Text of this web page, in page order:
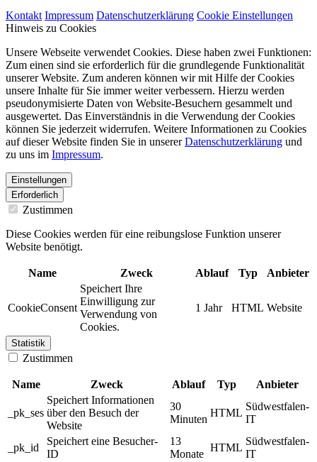
Kontakt Impressum Datenschutzerklärung Cookie Einstellungen
Hinweis zu Cookies
Unsere Webseite verwendet Cookies. Diese haben zwei Funktionen:
Zum einen sind sie erforderlich für die grundlegende Funktionalität
unserer Website. Zum anderen können wir mit Hilfe der Cookies
unsere Inhalte für Sie immer weiter verbessern. Hierzu werden
pseudonymisierte Daten von Website-Besuchern gesammelt und
ausgewertet. Das Einverständnis in die Verwendung der Cookies
können Sie jederzeit widerrufen. Weitere Informationen zu Cookies
auf dieser Website finden Sie in unsererDatenschutzerklärung und
zu uns im Impressum.
Einstellungen
Erforderlich
Zustimmen
Diese Cookies werden für eine reibungslose Funktion unserer
Website benötigt.
Name Zweck Ablauf Typ Anbieter
CookieConsent
Speichert Ihre
Einwilligung zur
Verwendung von
Cookies.
1 Jahr HTML Website
Statistik
Zustimmen
Name Zweck Ablauf Typ Anbieter
_pk_ses
Speichert Informationen
über den Besuch der
Website
30
Minuten
HTML
Südwestfalen-
IT
_pk_id
Speichert eine Besucher-
ID
13
Monate
HTML
Südwestfalen-
IT